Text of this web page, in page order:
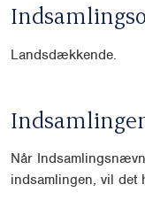
Landsdækkende.
Når
indsamlingen, vil det